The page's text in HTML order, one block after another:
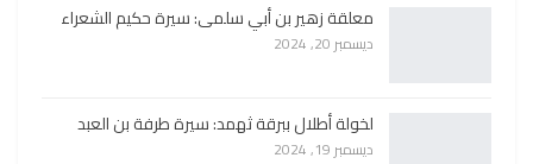
معلقة زهير بن أبي سلمى: سيرة حكيم الشعراء
ديسمبر 20, 2024
لخولة أطلال ببرقة ثهمد: سيرة طرفة بن العبد
ديسمبر 19, 2024